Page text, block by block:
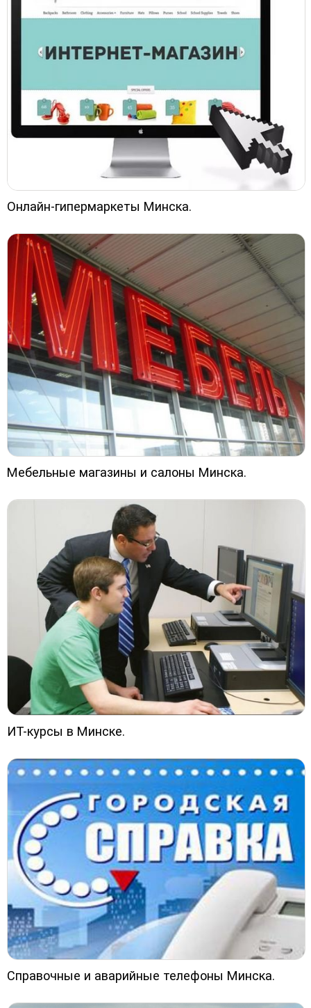
Онлайн-гипермаркеты Минска.
Мебельные магазины и салоны Минска.
ИТ-курсы в Минске.
Справочные и аварийные телефоны Минска.